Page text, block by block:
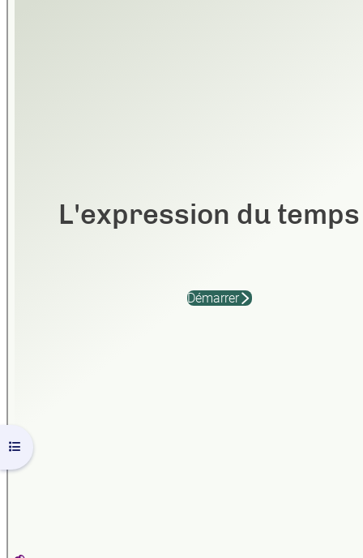
Ouvrir l’index du cours